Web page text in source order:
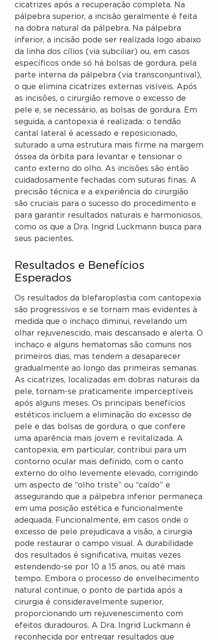
cicatrizes após a recuperação completa. Na
pálpebra superior, a incisão geralmente é feita
na dobra natural da pálpebra. Na pálpebra
inferior, a incisão pode ser realizada logo abaixo
da linha dos cílios (via subciliar) ou, em casos
específicos onde só há bolsas de gordura, pela
parte interna da pálpebra (via transconjuntival),
o que elimina cicatrizes externas visíveis. Após
as incisões, o cirurgião remove o excesso de
pele e, se necessário, as bolsas de gordura. Em
seguida, a cantopexia é realizada: o tendão
cantal lateral é acessado e reposicionado,
suturado a uma estrutura mais firme na margem
óssea da órbita para levantar e tensionar o
canto externo do olho. As incisões são então
cuidadosamente fechadas com suturas finas. A
precisão técnica e a experiência do cirurgião
são cruciais para o sucesso do procedimento e
para garantir resultados naturais e harmoniosos,
como os que a Dra. Ingrid Luckmann busca para
seus pacientes.
Resultados e Benefícios
Esperados
Os resultados da blefaroplastia com cantopexia
são progressivos e se tornam mais evidentes à
medida que o inchaço diminui, revelando um
olhar rejuvenescido, mais descansado e alerta. O
inchaço e alguns hematomas são comuns nos
primeiros dias, mas tendem a desaparecer
gradualmente ao longo das primeiras semanas.
As cicatrizes, localizadas em dobras naturais da
pele, tornam-se praticamente imperceptíveis
após alguns meses. Os principais benefícios
estéticos incluem a eliminação do excesso de
pele e das bolsas de gordura, o que confere
uma aparência mais jovem e revitalizada. A
cantopexia, em particular, contribui para um
contorno ocular mais definido, com o canto
externo do olho levemente elevado, corrigindo
um aspecto de “olho triste” ou “caído” e
assegurando que a pálpebra inferior permaneça
em uma posição estética e funcionalmente
adequada. Funcionalmente, em casos onde o
excesso de pele prejudicava a visão, a cirurgia
pode restaurar o campo visual. A durabilidade
dos resultados é significativa, muitas vezes
estendendo-se por 10 a 15 anos, ou até mais
tempo. Embora o processo de envelhecimento
natural continue, o ponto de partida após a
cirurgia é consideravelmente superior,
proporcionando um rejuvenescimento com
efeitos duradouros. A Dra. Ingrid Luckmann é
reconhecida por entregar resultados que